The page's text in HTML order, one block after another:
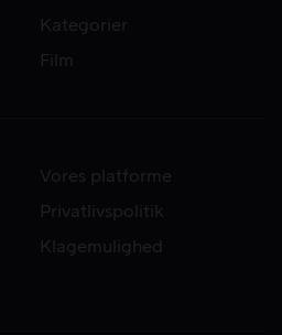
Kategorier
Film
Vores platforme
Privatlivspolitik
Klagemulighed